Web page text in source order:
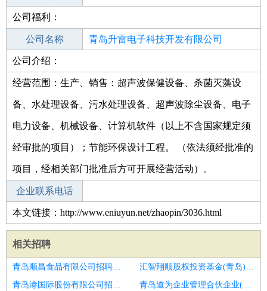
其他行业
公司福利：
公司名称 青岛升雷电子科技开发有限公司
公司类型
公司介绍：
经营范围：生产、销售：超声波保健设备、杀菌灭藻设
备、水处理设备、污水处理设备、超声波除尘设备、电子
电力设备、机械设备、计算机软件（以上不含国家规定须
经审批的项目）；节能环保设计工程。 （依法须经批准的
项目，经相关部门批准后方可开展经营活动）。
企业联系电话
本文链接：http://www.eniuyun.net/zhaopin/3036.html
相关招聘
青岛顺昌食品有限公司招聘连锁药房店长4名
汇智翔顺股权投资基金(青岛)合伙企业(有限合伙)招聘店长
青岛港国际股份有限公司招聘阿吉豆十堰招店长
青岛道为企业管理合伙企业(有限合伙)招聘店长